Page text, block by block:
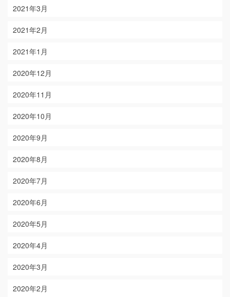
2021年3月
2021年2月
2021年1月
2020年12月
2020年11月
2020年10月
2020年9月
2020年8月
2020年7月
2020年6月
2020年5月
2020年4月
2020年3月
2020年2月